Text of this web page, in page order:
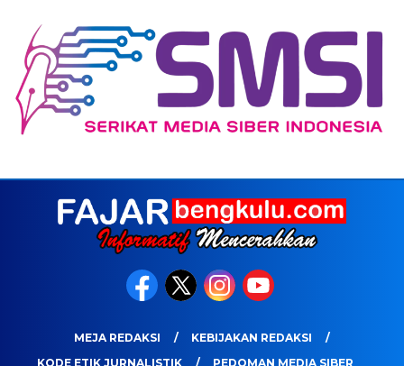
MEJA REDAKSI
KEBIJAKAN REDAKSI
KODE ETIK JURNALISTIK
PEDOMAN MEDIA SIBER